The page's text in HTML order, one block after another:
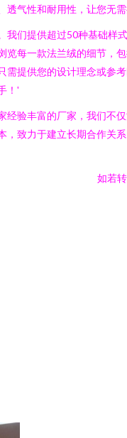
气性和耐用性，让您无需
们提供超过50种基础样
览每一款法兰绒的细节，
需提供您的设计理念或参
！'
经验丰富的厂家，我们不
，致力于建立长期合作关
如若